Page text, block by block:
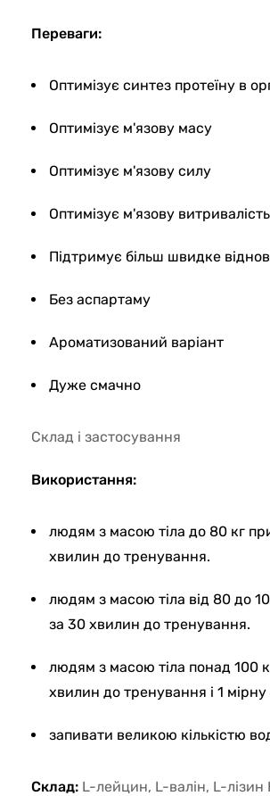
Переваги:
Оптимізує синтез протеїну в
Оптимізує м'язову масу
Оптимізує м'язову силу
Оптимізує м'язову витривалість
Підтримує більш швидке
Без аспартаму
Ароматизований варіант
Дуже смачно
Склад і застосування
Використання:
людям з масою тіла до 80 кг
хвилин до тренування.
людям з масою тіла від 80 до
за 30 хвилин до тренування.
людям з масою тіла понад 100
хвилин до тренування і 1
запивати великою кількістю
Склад: L-лейцин, L-валін, L-лізин